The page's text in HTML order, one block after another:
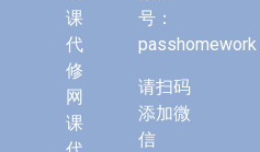
课
代
修
网
课
号：
passhomework
请扫码
添加微
信